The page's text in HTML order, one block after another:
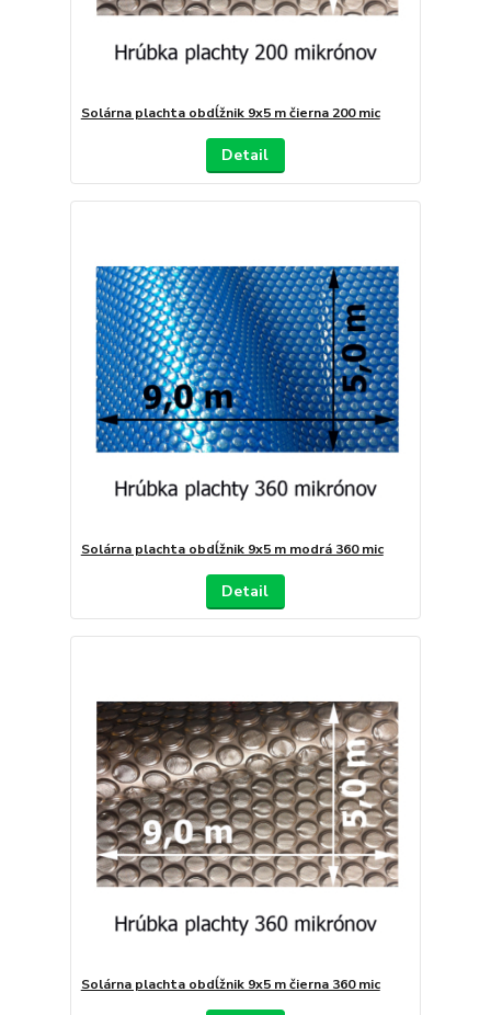
Solárna plachta obdĺžnik 9x5 m čierna 200 mic
Detail
Solárna plachta obdĺžnik 9x5 m modrá 360 mic
Detail
Solárna plachta obdĺžnik 9x5 m čierna 360 mic